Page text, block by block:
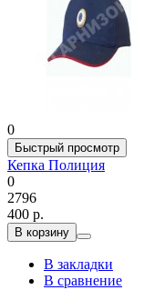
0
Быстрый просмотр
Кепка Полиция
0
2796
400 р.
В корзину
В закладки
В сравнение